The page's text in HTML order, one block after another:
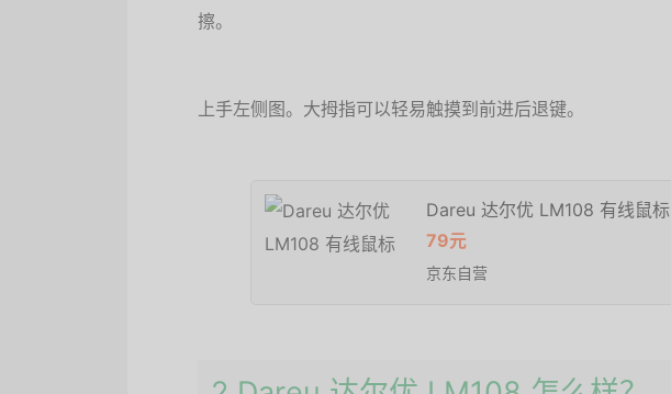
擦。
上手左侧图。大拇指可以轻易触摸到前进后退键。
Dareu 达尔优 LM108 有线鼠标
79元
京东自营